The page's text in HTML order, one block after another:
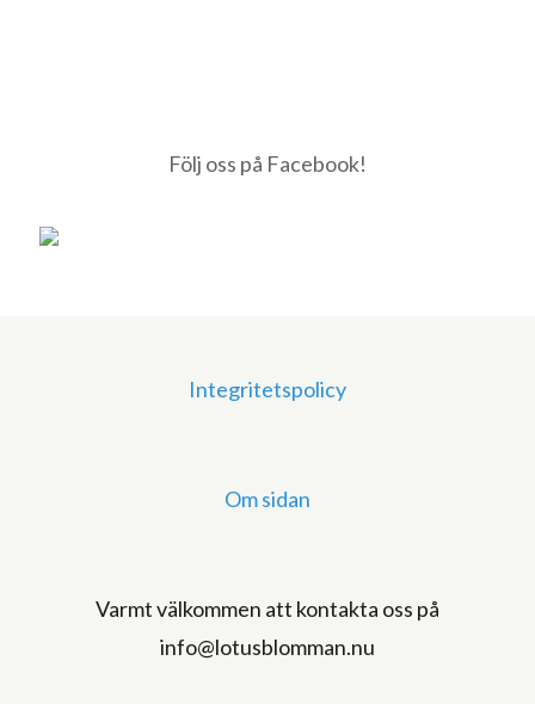
Följ oss på Facebook!
Integritetspolicy
Om sidan
Varmt välkommen att kontakta oss på
info@lotusblomman.nu